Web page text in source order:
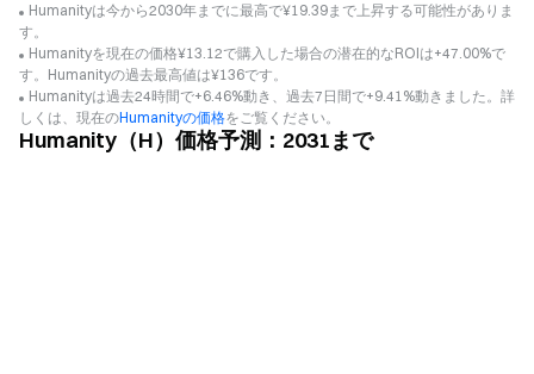
Humanityは今から2030年までに最高で¥19.39まで上昇する可能性がありま
す。
Humanityを現在の価格¥13.12で購入した場合の潜在的なROIは+47.00%で
す。Humanityの過去最高値は¥136です。
Humanityは過去24時間で+6.46%動き、過去7日間で+9.41%動きました。詳
しくは、現在のHumanityの価格をご覧ください。
Humanity（H）価格予測：2031まで